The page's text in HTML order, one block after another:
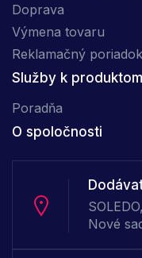
Doprava
Výmena tovaru
Reklamačný poriadok
Služby k produktom
Poradňa
O spoločnosti
Nové